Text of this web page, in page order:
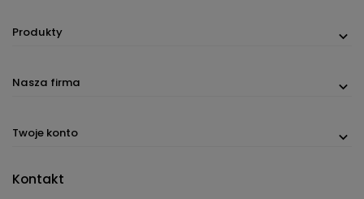
Produkty
Nasza firma
Twoje konto
Kontakt